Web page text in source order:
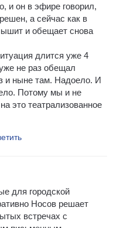
и он в эфире говорил,
а сейчас как в
и обещает снова
длится уже 4
не раз обещал
и ныне там. Надоело. И
Потому мы и не
это театрализованное
для городской
Носов решает
встречах с